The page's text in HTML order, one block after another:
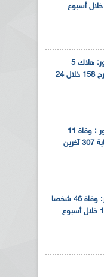
حوادث المرور: هلاك 5
أشخاص وجرح 158 خلال 24
حوادث المرور : وفاة 11
شخصا وإصابة 307 آخرين
حوادث مرور: وفاة 46 شخصا